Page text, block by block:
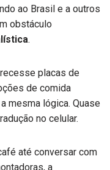
ao Brasil e a outros
obstáculo
.
placas de
de comida
mesma lógica. Quase
no celular.
até conversar com
a